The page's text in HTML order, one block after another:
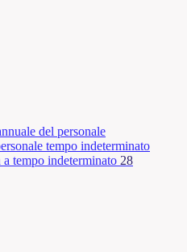
del personale
tempo indeterminato
a tempo indeterminato 28